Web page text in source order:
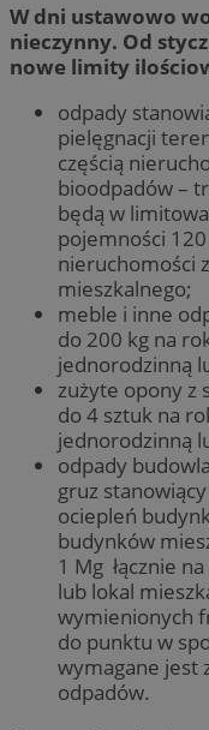
W dni ustawowo
nieczynny. Od
nowe limity
odpady
pielęgnacji
częścią
bioodpadów –
będą w
pojemności
nieruchomości
mieszkalnego;
meble i inne
do 200 kg na
jednorodzinną
zużyte opony z
do 4 sztuk na
jednorodzinną
odpady
gruz
ociepleń
budynków
1 Mg łącznie
lub lokal
wymienionych
do punktu w
wymagane jest
odpadów.